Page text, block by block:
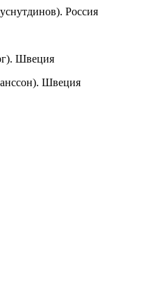
Россия
Швеция
Швеция